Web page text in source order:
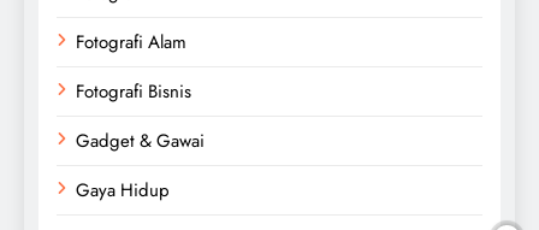
Fotografi Alam
Fotografi Bisnis
Gadget & Gawai
Gaya Hidup